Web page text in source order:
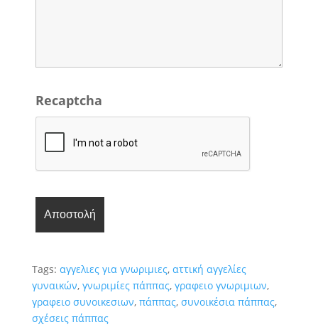
Recaptcha
Tags: αγγελιες για γνωριμιες, αττική αγγελίες
γυναικών, γνωριμίες πάππας, γραφειο γνωριμιων,
γραφειο συνοικεσιων, πάππας, συνοικέσια πάππας,
σχέσεις πάππας